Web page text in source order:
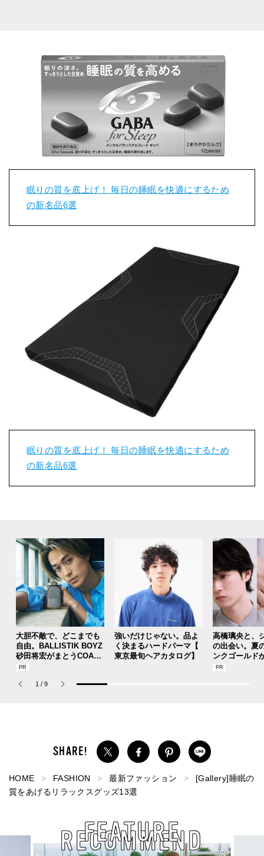
眠りの質を底上げ！ 毎日の睡眠を快適にするため
の新名品6選
眠りの質を底上げ！ 毎日の睡眠を快適にするため
の新名品6選
大胆不敵で、どこまでも
自由。BALLISTIK BOYZ
砂田将宏がまとうCOACH
の新作フレグランス「コ
パルファム」
強いだけじゃない。品よ
く決まるハードパーマ【
東京最旬ヘアカタログ】
高橋璃央と、
の出会い。夏
ンクゴールド
SUMMER
1 / 9
HOME FASHION 最新ファッション
[Gallery]睡眠の
質をあげるリラックスグッズ13選
RECOMMEND
FEATURE